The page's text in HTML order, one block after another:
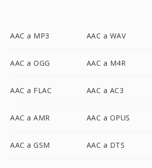
AAC a MP3 AAC a WAV
AAC a OGG AAC a M4R
AAC a FLAC AAC a AC3
AAC a AMR AAC a OPUS
AAC a GSM AAC a DTS